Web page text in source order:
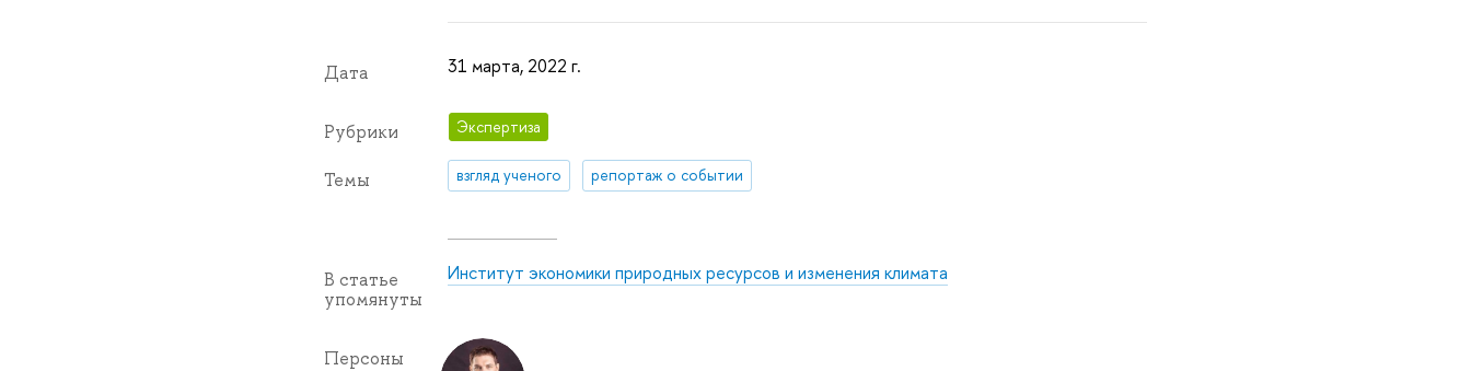
Дата 31 марта, 2022 г.
Рубрики Экспертиза
Темы взгляд ученого репортаж о событии
В статье
упомянуты
Институт экономики природных ресурсов и изменения климата
Персоны